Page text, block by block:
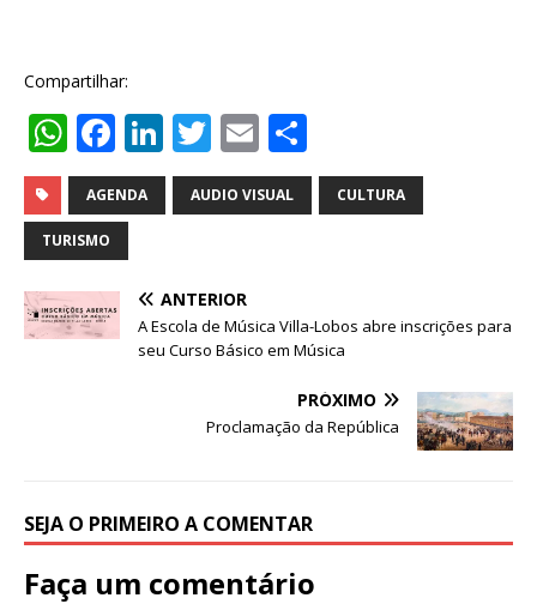
Compartilhar:
W
h
at
s
A
p
F
a
c
e
b
o
Li
n
k
dI
n
T
w
it
r
E
m
ai
h
ar
AGENDA AUDIO VISUAL CULTURA
TURISMO
ANTERIOR
A Escola de Música Villa-Lobos abre inscrições para
seu Curso Básico em Música
PRÓXIMO
Proclamação da República
SEJA O PRIMEIRO A COMENTAR
Faça um comentário